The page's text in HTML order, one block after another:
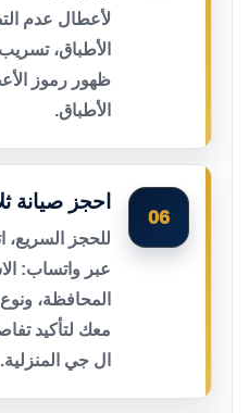
لأعطال عدم
الأطباق،
ظهور رموز
الأطباق.
06
احجز صيانة
للحجز السريع،
عبر واتساب:
المحافظة،
معك لتأكيد
ال جي المنزلية.